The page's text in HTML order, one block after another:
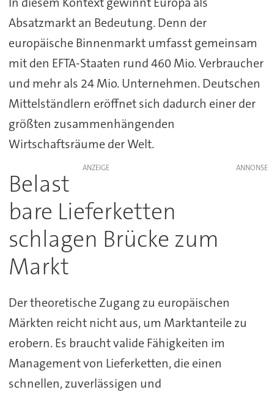
Absatzmarkt an Bedeutung. Denn der
europäische Binnenmarkt umfasst gemeinsam
mit den EFTA-Staaten rund 460 Mio. Verbraucher
und mehr als 24 Mio. Unternehmen. Deutschen
Mittelständlern eröffnet sich dadurch einer der
größten zusammenhängenden
Wirtschaftsräume der Welt.
ANZEIGE
Belast
bare Lieferketten
schlagen Brücke zum
Markt
Der theoretische Zugang zu europäischen
Märkten reicht nicht aus, um Marktanteile zu
erobern. Es braucht valide Fähigkeiten im
Management von Lieferketten, die einen
schnellen, zuverlässigen und